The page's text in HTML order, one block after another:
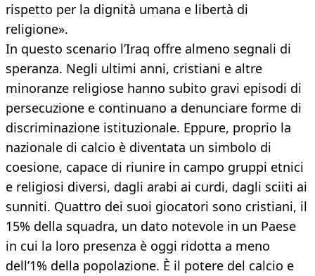
rispetto per la dignità umana e libertà di
religione».
In questo scenario l’Iraq offre almeno segnali di
speranza. Negli ultimi anni, cristiani e altre
minoranze religiose hanno subito gravi episodi di
persecuzione e continuano a denunciare forme di
discriminazione istituzionale. Eppure, proprio la
nazionale di calcio è diventata un simbolo di
coesione, capace di riunire in campo gruppi etnici
e religiosi diversi, dagli arabi ai curdi, dagli sciiti ai
sunniti. Quattro dei suoi giocatori sono cristiani, il
15% della squadra, un dato notevole in un Paese
in cui la loro presenza è oggi ridotta a meno
dell’1% della popolazione. È il potere del calcio e